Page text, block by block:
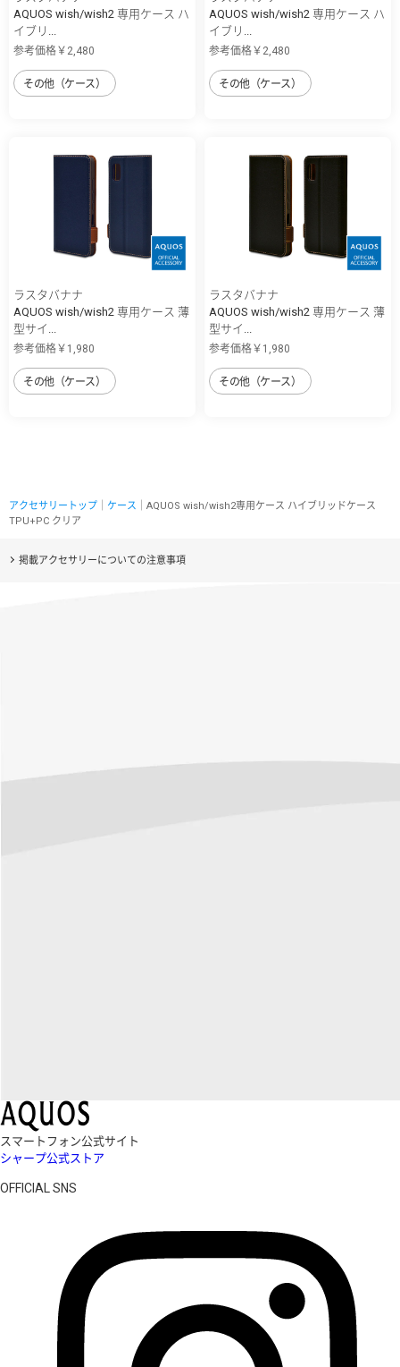
AQUOS wish/wish2 専用ケース ハ
イブリ...
参考価格￥2,480
その他（ケース）
AQUOS wish/wish2 専用ケース ハ
イブリ...
参考価格￥2,480
その他（ケース）
ラスタバナナ
AQUOS wish/wish2 専用ケース 薄
型サイ...
参考価格￥1,980
その他（ケース）
ラスタバナナ
AQUOS wish/wish2 専用ケース 薄
型サイ...
参考価格￥1,980
その他（ケース）
アクセサリートップ ケース ｜AQUOS wish/wish2専用ケース ハイブリッドケース
TPU+PC クリア
掲載アクセサリーについての注意事項
スマートフォン公式サイト
シャープ公式ストア
OFFICIAL SNS